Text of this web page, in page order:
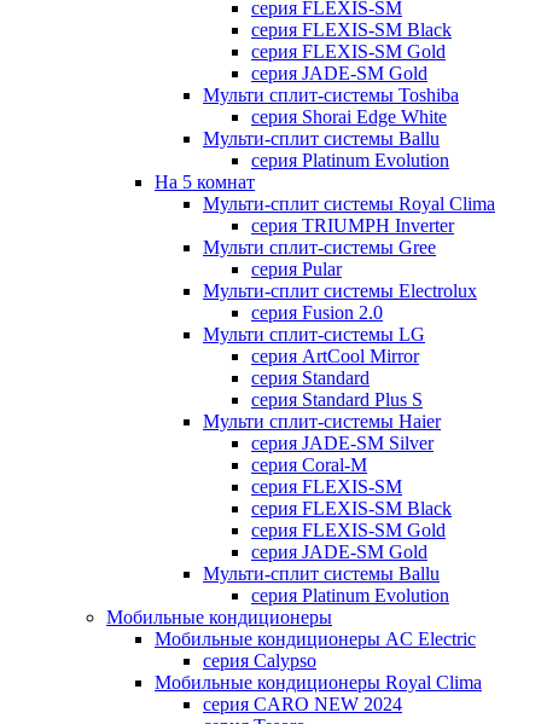
серия FLEXIS-SM
серия FLEXIS-SM Black
серия FLEXIS-SM Gold
серия JADE-SM Gold
Мульти сплит-системы Toshiba
серия Shorai Edge White
Мульти-сплит системы Ballu
серия Platinum Evolution
На 5 комнат
Мульти-сплит системы Royal Clima
серия TRIUMPH Inverter
Мульти сплит-системы Gree
серия Pular
Мульти-сплит системы Electrolux
серия Fusion 2.0
Мульти сплит-системы LG
серия ArtCool Mirror
серия Standard
серия Standard Plus S
Мульти сплит-системы Haier
серия JADE-SM Silver
серия Coral-M
серия FLEXIS-SM
серия FLEXIS-SM Black
серия FLEXIS-SM Gold
серия JADE-SM Gold
Мульти-сплит системы Ballu
серия Platinum Evolution
Мобильные кондиционеры
Мобильные кондиционеры AC Electric
серия Calypso
Мобильные кондиционеры Royal Clima
серия CARO NEW 2024